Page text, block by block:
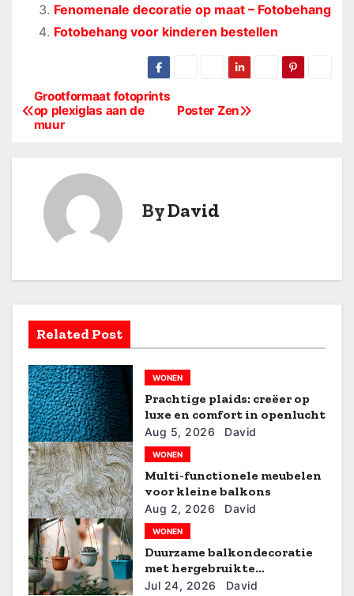
Fenomenale decoratie op maat – Fotobehang
Fotobehang voor kinderen bestellen
B
n
a
v
i
g
a
t
i
e
Poster Zen
Grootformaat fotoprints
op plexiglas aan de
muur
ByDavid
Related Post
WONEN
Prachtige plaids: creëer op
luxe en comfort in openlucht
Aug 5, 2026 David
WONEN
Multi-functionele meubelen
voor kleine balkons
Aug 2, 2026 David
WONEN
Duurzame balkondecoratie
met hergebruikte
materialen
Jul 24, 2026 David